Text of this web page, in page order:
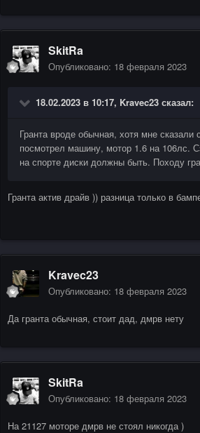
SkitRa
Опубликовано: 18 февраля 2023
18.02.2023 в 10:17, Kravec23 сказал:
Гранта вроде обычная, хотя мне сказали
посмотрел машину, мотор 1.6 на 106лс.
на спорте диски должны быть. Походу
Гранта актив драйв )) разница только в
Kravec23
Опубликовано: 18 февраля 2023
Да гранта обычная, стоит дад, дмрв нету
SkitRa
Опубликовано: 18 февраля 2023
На 21127 моторе дмрв не стоял никогда )